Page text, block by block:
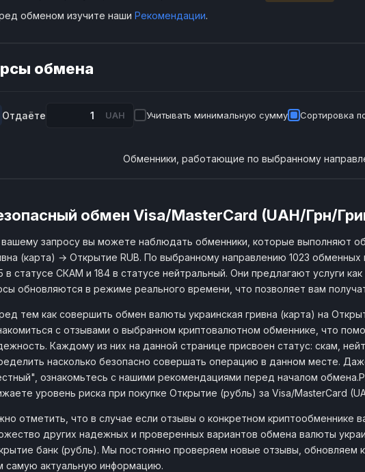
обменом изучите наши Рекомендации.
обмена
Отдаёте UAH Учитывать минимальную сумму Сортировка
Обменники, работающие по выбранному
обмен Visa/MasterCard (UAH/Грн/
запросу вы можете наблюдать обменники, которые выполняют
(карта) → Открытие RUB. По выбранному направлению 1023
в статусе СКАМ и 184 в статусе нейтральный. Они предлагают услуги
обновляются в режиме реального времени, что позволяет вам
тем как совершить обмен валюты украинская гривна (карта) на
с отзывами о выбранном криптовалютном обменнике, что
Каждому из них на данной странице присвоен статус: скам,
насколько безопасно совершать операцию в данном месте.
ознакомьтесь с нашими рекомендациями перед началом
уровень риска при покупке Открытие (рубль) за Visa/MasterCard
отметить, что в случае если отзывы о конкретном криптообменнике
других надежных и проверенных вариантов обмена валюты
банк (рубль). Мы постоянно проверяем новые отзывы, обновляем
самую актуальную информацию.